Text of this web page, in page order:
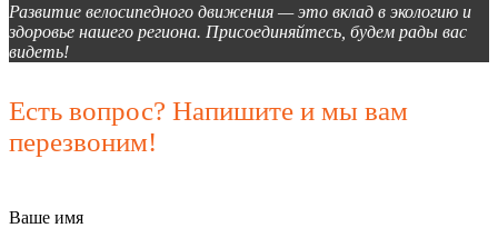
Развитие велосипедного движения — это вклад в экологию и
здоровье нашего региона. Присоединяйтесь, будем рады вас
видеть!
Есть вопрос? Напишите и мы вам
перезвоним!
Ваше имя